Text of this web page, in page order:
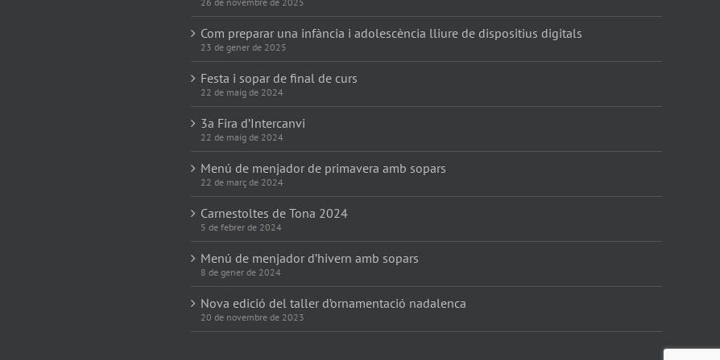
Com preparar una infància i adolescència lliure de dispositius digitals
23 de gener de 2025
Festa i sopar de final de curs
22 de maig de 2024
3a Fira d’Intercanvi
22 de maig de 2024
Menú de menjador de primavera amb sopars
22 de març de 2024
Carnestoltes de Tona 2024
5 de febrer de 2024
Menú de menjador d’hivern amb sopars
8 de gener de 2024
Nova edició del taller d’ornamentació nadalenca
20 de novembre de 2023